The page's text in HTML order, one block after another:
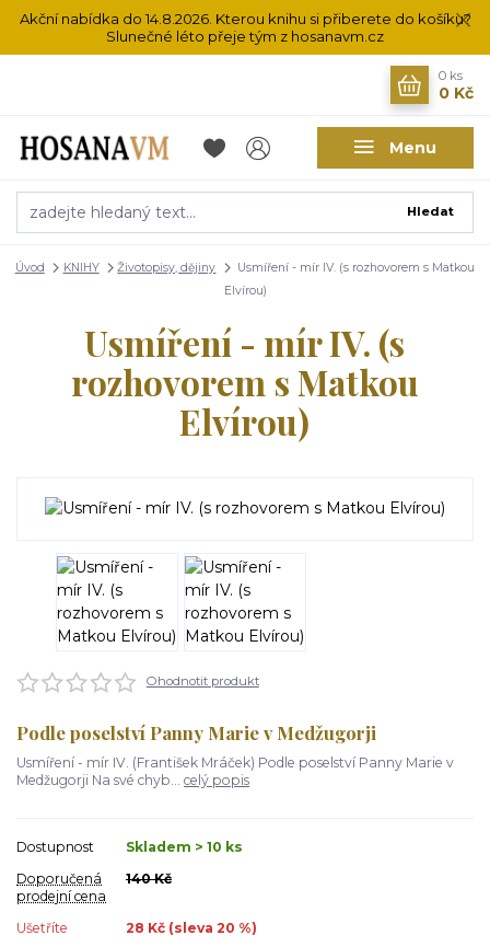
Akční nabídka do 14.8.2026. Kterou knihu si přiberete do košíku?
Slunečné léto přeje tým z hosanavm.cz
Menu
Hledat
0 ks
0 Kč
Úvod KNIHY Životopisy, dějiny
Usmíření - mír IV. (s rozhovorem s Matkou
Elvírou)
Usmíření - mír IV. (s
rozhovorem s Matkou
Elvírou)
Ohodnotit produkt
Podle poselství Panny Marie v Medžugorji
Usmíření - mír IV. (František Mráček) Podle poselství Panny Marie v
Medžugorji Na své chyb... celý popis
Dostupnost
Skladem > 10 ks
Doporučená
prodejní cena
140 Kč
Ušetříte 28 Kč (sleva 20 %)